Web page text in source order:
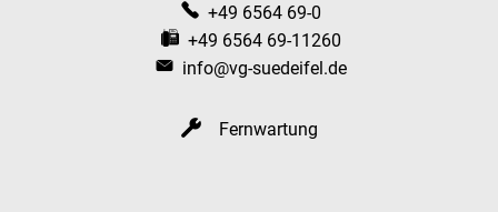
+49 6564 69-0
+49 6564 69-11260
info@vg-suedeifel.de
Fernwartung